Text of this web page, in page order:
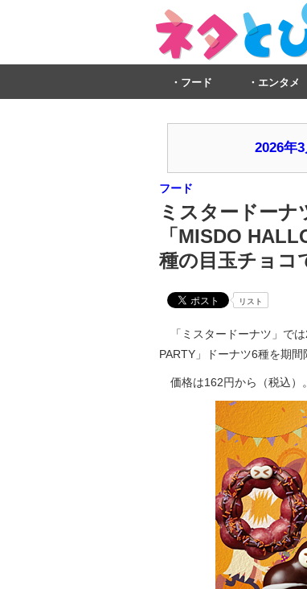
フード エンタメ
2026年
フード
ミスタードー
「MISDO
種の目玉チョコ
リスト
「ミスタードーナツ」で
PARTY」ドーナツ6種を期間
価格は162円から（税込）。